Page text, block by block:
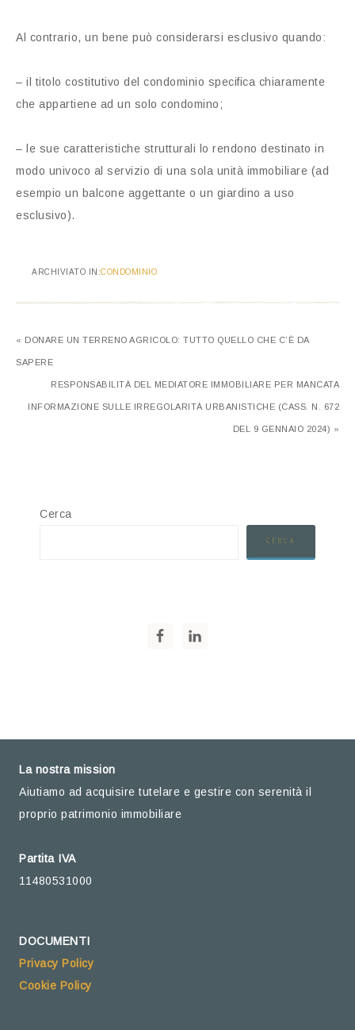
Al contrario, un bene può considerarsi esclusivo quando:
– il titolo costitutivo del condominio specifica chiaramente
che appartiene ad un solo condomino;
– le sue caratteristiche strutturali lo rendono destinato in
modo univoco al servizio di una sola unità immobiliare (ad
esempio un balcone aggettante o un giardino a uso
esclusivo).
ARCHIVIATO IN:CONDOMINIO
« DONARE UN TERRENO AGRICOLO: TUTTO QUELLO CHE C’È DA
SAPERE
RESPONSABILITÀ DEL MEDIATORE IMMOBILIARE PER MANCATA
INFORMAZIONE SULLE IRREGOLARITÀ URBANISTICHE (CASS. N. 672
DEL 9 GENNAIO 2024) »
Cerca
CERCA
La nostra mission
Aiutiamo ad acquisire tutelare e gestire con serenità il
proprio patrimonio immobiliare
Partita IVA
11480531000
DOCUMENTI
Privacy Policy
Cookie Policy